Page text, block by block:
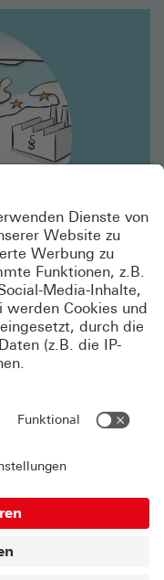
Aktualisiert
Trilogverfahren
verständigt – mit
& Feedback